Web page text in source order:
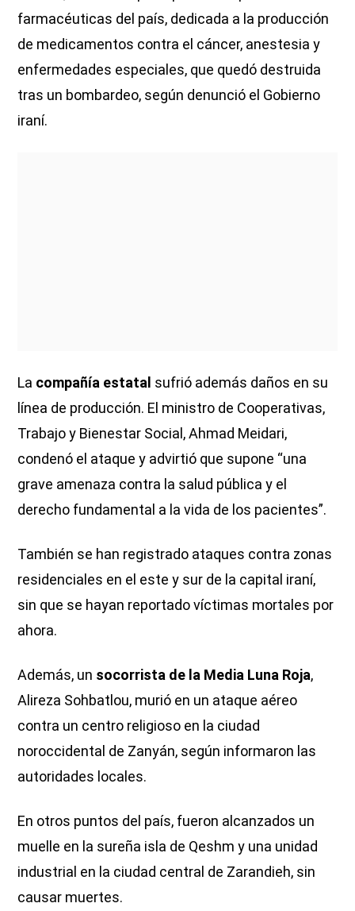
farmacéuticas del país, dedicada a la producción
de medicamentos contra el cáncer, anestesia y
enfermedades especiales, que quedó destruida
tras un bombardeo, según denunció el Gobierno
iraní.
La compañía estatal sufrió además daños en su
línea de producción. El ministro de Cooperativas,
Trabajo y Bienestar Social, Ahmad Meidari,
condenó el ataque y advirtió que supone “una
grave amenaza contra la salud pública y el
derecho fundamental a la vida de los pacientes”.
También se han registrado ataques contra zonas
residenciales en el este y sur de la capital iraní,
sin que se hayan reportado víctimas mortales por
ahora.
Además, un socorrista de la Media Luna Roja,
Alireza Sohbatlou, murió en un ataque aéreo
contra un centro religioso en la ciudad
noroccidental de Zanyán, según informaron las
autoridades locales.
En otros puntos del país, fueron alcanzados un
muelle en la sureña isla de Qeshm y una unidad
industrial en la ciudad central de Zarandieh, sin
causar muertes.